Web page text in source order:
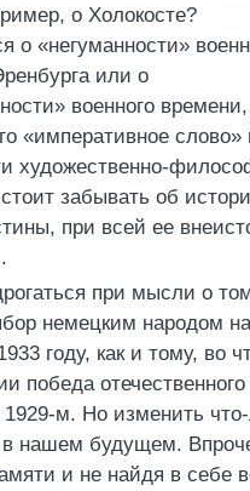
о Холокосте?
«негуманности»
или о
военного времени,
«императивное слово»
художественно-
забывать об
при всей ее
при мысли о
немецким народом
году, как и тому, во
победа
м. Но изменить
в нашем будущем.
и не найдя в себе